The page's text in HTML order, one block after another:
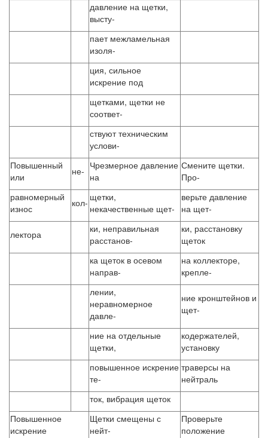
давление на щетки,
высту-
пает межламельная
изоля-
ция, сильное
искрение под
щетками, щетки не
соответ-
ствуют техническим
услови-
Повышенный
или
не- Чрезмерное давление
на
Смените щетки.
Про-
равномерный
износ
кол- щетки,
некачественные щет-
верьте давление
на щет-
лектора
ки, неправильная
расстанов-
ки, расстановку
щеток
ка щеток в осевом
направ-
на коллекторе,
крепле-
лении,
неравномерное
давле-
ние кронштейнов и
щет-
ние на отдельные
щетки,
кодержателей,
установку
повышенное искрение
те-
траверсы на
нейтраль
ток, вибрация щеток
Повышенное
искрение
Щетки смещены с
нейт-
Проверьте
положение